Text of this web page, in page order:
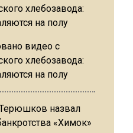
видео с
хлебозавода:
на полу